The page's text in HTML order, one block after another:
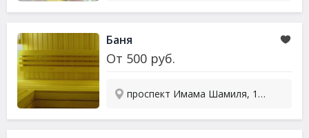
Баня
От 500 руб.
проспект Имама Шамиля, 103Б